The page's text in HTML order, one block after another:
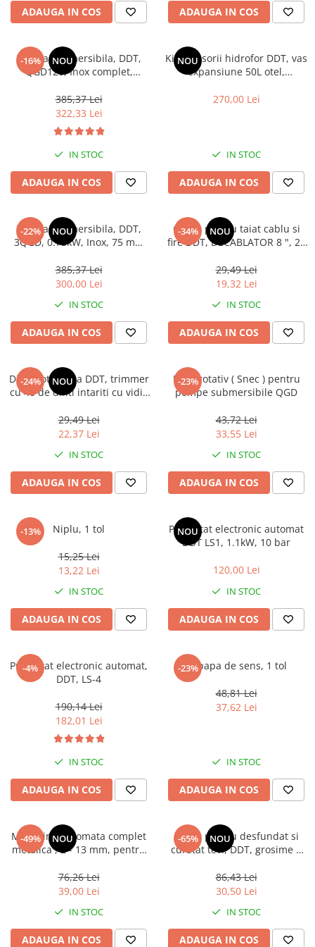
Acumulatori si incarcatoare
ADAUGA IN COS ADAUGA IN COS
-16% NOU
Pompa submersibila, DDT,
QGD120, Inox complet,
20 m cablu, 120 m, 3 m³/h
385,37 Lei
322,33 Lei
IN STOC
ADAUGA IN COS
NOU
Kit accesorii hidrofor DDT, vas
expansiune 50L otel,
5 cai bronz, furtun racord
270,00 Lei
IN STOC
ADAUGA IN COS
-22% NOU
Pompa submersibila, DDT,
3QGD, 0.75kW, Inox, 75 mm
385,37 Lei
300,00 Lei
IN STOC
ADAUGA IN COS
-34% NOU
Cleste pentru taiat cablu si
fire DDT, DECABLATOR 8 ", 20
29,49 Lei
19,32 Lei
IN STOC
ADAUGA IN COS
-24% NOU
Disc motocoasa DDT, trimmer
cu 40 de dinti intariti cu vidia
29,49 Lei
22,37 Lei
IN STOC
ADAUGA IN COS
-23%
Melc rotativ ( Snec ) pentru
pompe submersibile QGD
43,72 Lei
33,55 Lei
IN STOC
ADAUGA IN COS
-13% Niplu, 1 tol
15,25 Lei
13,22 Lei
IN STOC
ADAUGA IN COS
NOU
Presostat electronic automat
DDT LS1, 1.1kW, 10 bar
120,00 Lei
IN STOC
ADAUGA IN COS
-4%
Presostat electronic automat,
DDT, LS-4
190,14 Lei
182,01 Lei
IN STOC
ADAUGA IN COS
-23%
Supapa de sens, 1 tol
48,81 Lei
37,62 Lei
IN STOC
ADAUGA IN COS
-49% NOU
Mandrina automata complet
metalica , 2 - 13 mm, pentru
76,26 Lei
39,00 Lei
IN STOC
ADAUGA IN COS
-65% NOU
Sarpe pentru desfundat si
curatat tevi, DDT, grosime 8
86,43 Lei
30,50 Lei
IN STOC
ADAUGA IN COS